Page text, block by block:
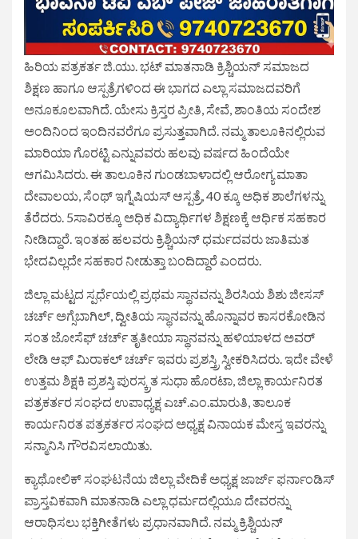
ಹಿರಿಯ ಪತ್ರಕರ್ತ ಜಿ.ಯು. ಭಟ್ ಮಾತನಾಡಿ ಕ್ರಿಶ್ಚಿಯನ್ ಸಮಾಜದ
ಶಿಕ್ಷಣ ಹಾಗೂ ಆಸ್ಪತ್ರೆಗಳಿಂದ ಈ ಭಾಗದ ಎಲ್ಲಾ ಸಮಾಜದವರಿಗೆ
ಅನೂಕೂಲವಾಗಿದೆ. ಯೇಸು ಕ್ರಿಸ್ತರ ಪ್ರೀತಿ, ಸೇವೆ, ಶಾಂತಿಯ ಸಂದೇಶ
ಅಂದಿನಿಂದ ಇಂದಿನವರೆಗೂ ಪ್ರಸುತ್ತವಾಗಿದೆ. ನಮ್ಮ ತಾಲೂಕಿನಲ್ಲಿರುವ
ಮಾರಿಯಾ ಗೊರಟ್ಟಿ ಎನ್ನುವವರು ಹಲವು ವರ್ಷದ ಹಿಂದೆಯೇ
ಆಗಮಿಸಿದರು. ಈ ತಾಲೂಕಿನ ಗುಂಡಬಾಳಾದಲ್ಲಿ ಆರೋಗ್ಯ ಮಾತಾ
ದೇವಾಲಯ, ಸೆಂಥ್ ಇಗ್ನೆಷಿಯಸ್ ಆಸ್ಪತ್ರೆ, 40 ಕ್ಕೂ ಅಧಿಕ ಶಾಲೆಗಳನ್ನು
ತೆರೆದರು.‌ 5ಸಾವಿರಕ್ಕೂ ಅಧಿಕ ವಿದ್ಯಾರ್ಥಿಗಳ ಶಿಕ್ಷಣಕ್ಕೆ ಆರ್ಧಿಕ ಸಹಕಾರ
ನೀಡಿದ್ದಾರೆ. ಇಂತಹ ಹಲವರು ಕ್ರಿಶ್ಚಿಯನ್ ಧರ್ಮದವರು ಜಾತಿಮತ
ಭೇದವಿಲ್ಲದೇ ಸಹಕಾರ ನೀಡುತ್ತಾ ಬಂದಿದ್ದಾರೆ ಎಂದರು.
ಜಿಲ್ಲಾ ಮಟ್ಟದ ಸ್ಪರ್ಧೆಯಲ್ಲಿ ಪ್ರಥಮ ಸ್ಥಾನವನ್ನು ಶಿರಸಿಯ ಶಿಶು ಜೀಸಸ್
ಚರ್ಚ್ ಅಗ್ಸೆಬಾಗಿಲ್, ದ್ವೀತಿಯ ಸ್ಥಾನವನ್ನು ಹೊನ್ನಾವರ ಕಾಸರಕೋಡಿನ
ಸಂತ ಜೋಸೆಫ್ ಚರ್ಚ್ ತೃತೀಯಾ ಸ್ಥಾನವನ್ನು ಹಳಿಯಾಳದ ಅವರ್
ಲೇಡಿ ಆಫ್ ಮಿರಾಕಲ್ ಚರ್ಚ್ ಇವರು ಪ್ರಶಸ್ತ್ರಿ ಸ್ವೀಕರಿಸಿದರು. ಇದೇ ವೇಳೆ
ಉತ್ತಮ ಶಿಕ್ಷಕಿ ಪ್ರಶಸ್ತಿ ಪುರಸ್ಕ್ರತ ಸುಧಾ ಹೊರಟಾ, ಜಿಲ್ಲಾ ಕಾರ್ಯನಿರತ
ಪತ್ರಕರ್ತರ ಸಂಘದ ಉಪಾಧ್ಯಕ್ಷ ಎಚ್.ಎಂ.ಮಾರುತಿ, ತಾಲೂಕ
ಕಾರ್ಯನಿರತ ಪತ್ರಕರ್ತರ ಸಂಘದ ಅಧ್ಯಕ್ಷ ವಿನಾಯಕ ಮೇಸ್ತ ಇವರನ್ನು
ಸನ್ಮಾನಿಸಿ ಗೌರವಿಸಲಾಯಿತು.
ಕ್ಯಾಥೋಲಿಕ್ ಸಂಘಟನೆಯ ಜಿಲ್ಲಾ ವೇದಿಕೆ ಅಧ್ಯಕ್ಷ ಜಾರ್ಜ್ ಫರ್ನಾಂಡಿಸ್
ಪ್ರಾಸ್ತವಿಕವಾಗಿ ಮಾತನಾಡಿ ಎಲ್ಲಾ ಧರ್ಮದಲ್ಲಿಯೂ ದೇವರನ್ನು
ಆರಾಧಿಸಲು ಭಕ್ತಿಗೀತೆಗಳು ಪ್ರಧಾನವಾಗಿದೆ. ನಮ್ಮ ಕ್ರಿಶ್ಚಿಯನ್